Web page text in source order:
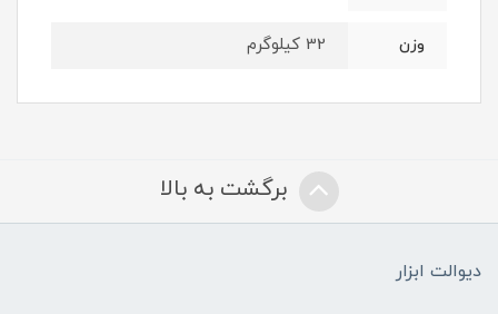
وزن 32 کیلوگرم
برگشت به بالا
دیوالت ابزار